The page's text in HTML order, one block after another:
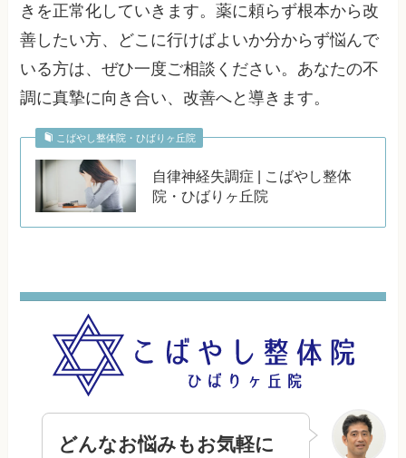
きを正常化していきます。薬に頼らず根本から改
善したい方、どこに行けばよいか分からず悩んで
いる方は、ぜひ一度ご相談ください。あなたの不
調に真摯に向き合い、改善へと導きます。
こばやし整体院・ひばりヶ丘院
自律神経失調症 | こばやし整体
院・ひばりヶ丘院
どんなお悩みもお気軽に